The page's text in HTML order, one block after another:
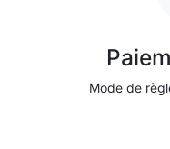
Mode de